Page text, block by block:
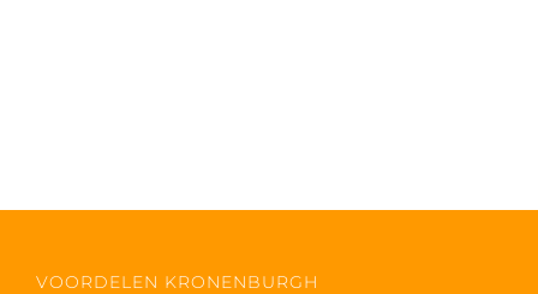
VOORDELEN KRONENBURGH